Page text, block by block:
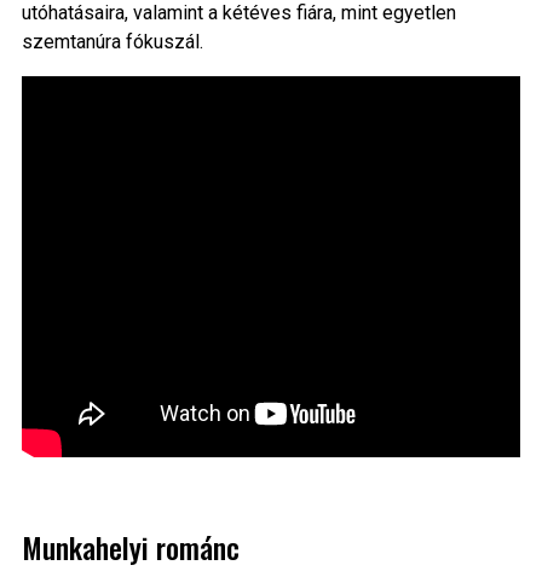
utóhatásaira, valamint a kétéves fiára, mint egyetlen
szemtanúra fókuszál.
Munkahelyi románc